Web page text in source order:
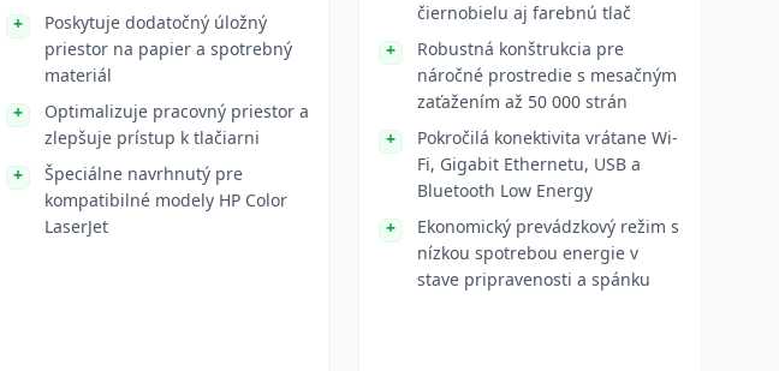
Poskytuje dodatočný úložný
priestor na papier a spotrebný
materiál
Optimalizuje pracovný priestor a
zlepšuje prístup k tlačiarni
Špeciálne navrhnutý pre
kompatibilné modely HP Color
LaserJet
čiernobielu aj farebnú tlač
Robustná konštrukcia pre
náročné prostredie s mesačným
zaťažením až 50 000 strán
Pokročilá konektivita vrátane Wi-
Fi, Gigabit Ethernetu, USB a
Bluetooth Low Energy
Ekonomický prevádzkový režim s
nízkou spotrebou energie v
stave pripravenosti a spánku